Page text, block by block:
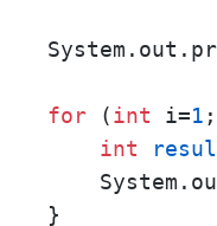
for (int i=1
int
}